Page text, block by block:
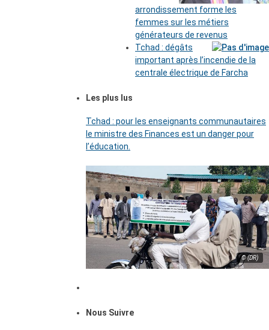
arrondissement forme les
femmes sur les métiers
générateurs de revenus
Tchad : dégâts
important après l’incendie de la
centrale électrique de Farcha
Les plus lus
Tchad : pour les enseignants communautaires
le ministre des Finances est un danger pour
l’éducation.
© (DR)
Nous Suivre